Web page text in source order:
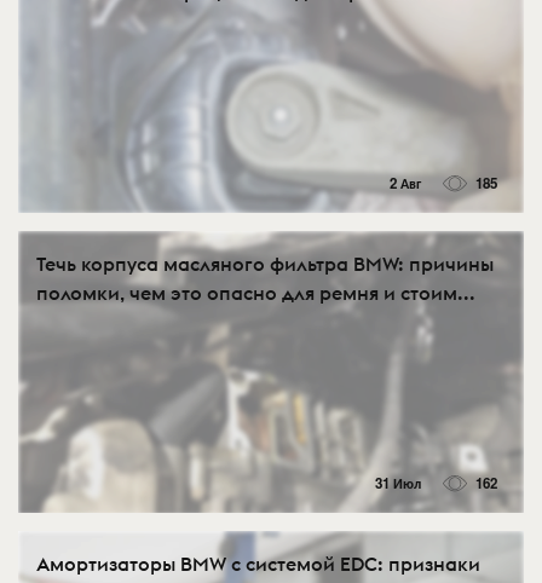
2 Авг 185
Течь корпуса масляного фильтра BMW: причины
поломки, чем это опасно для ремня и стоим...
31 Июл 162
Амортизаторы BMW с системой EDC: признаки